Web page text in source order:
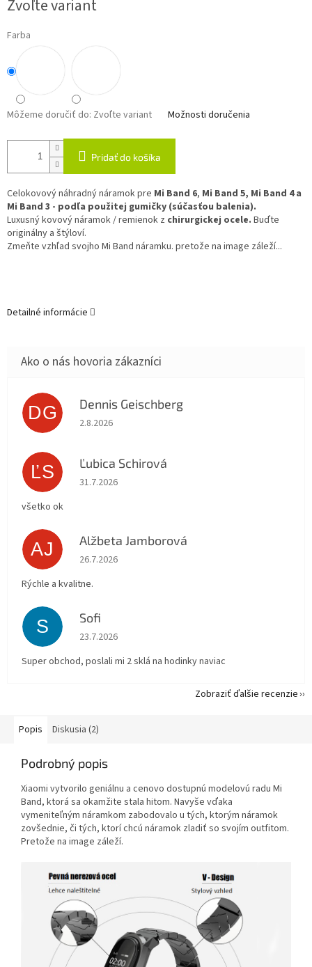
cena:
Zvoľte variant
Farba
Môžeme doručiť do: Zvoľte variant Možnosti doručenia
Pridať do košíka
Celokovový náhradný náramok pre Mi Band 6, Mi Band 5, Mi Band 4 a
Mi Band 3 - podľa použitej gumičky (súčasťou balenia).
Luxusný kovový náramok / remienok z chirurgickej ocele. Buďte
originálny a štýloví.
Zmeňte vzhľad svojho Mi Band náramku. pretože na image záleží...
Detailné informácie
Popis Diskusia (2)
Podrobný popis
Xiaomi vytvorilo geniálnu a cenovo dostupnú modelovú radu Mi
Band, ktorá sa okamžite stala hitom. Navyše vďaka
vymeniteľným náramkom zabodovalo u tých, ktorým náramok
zovšednie, či tých, ktorí chcú náramok zladiť so svojím outfitom.
Pretože na image záleží.
DG Dennis Geischberg
Hodnotenie obchodu je 5 z 5 hviezdičiek.
2.8.2026
ĽS Ľubica Schirová
Hodnotenie obchodu je 5 z 5 hviezdičiek.
31.7.2026
všetko ok
AJ Alžbeta Jamborová
Hodnotenie obchodu je 5 z 5 hviezdičiek.
26.7.2026
Rýchle a kvalitne.
S Sofi
Hodnotenie obchodu je 5 z 5 hviezdičiek.
23.7.2026
Super obchod, poslali mi 2 sklá na hodinky naviac
Zobraziť ďalšie recenzie